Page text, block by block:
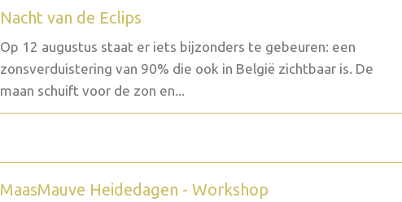
Nacht van de Eclips
Op 12 augustus staat er iets bijzonders te gebeuren: een
zonsverduistering van 90% die ook in België zichtbaar is. De
maan schuift voor de zon en...
MaasMauve Heidedagen - Workshop